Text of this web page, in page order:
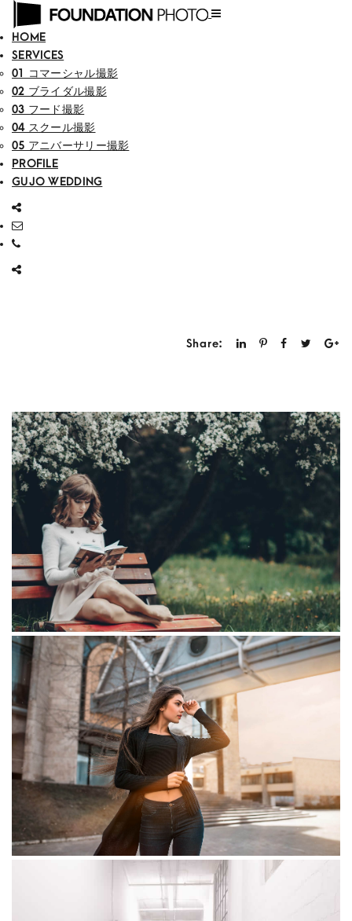
HOME
SERVICES
01 コマーシャル撮影
02 ブライダル撮影
03 フード撮影
04 スクール撮影
05 アニバーサリー撮影
PROFILE
GUJO WEDDING
Share: